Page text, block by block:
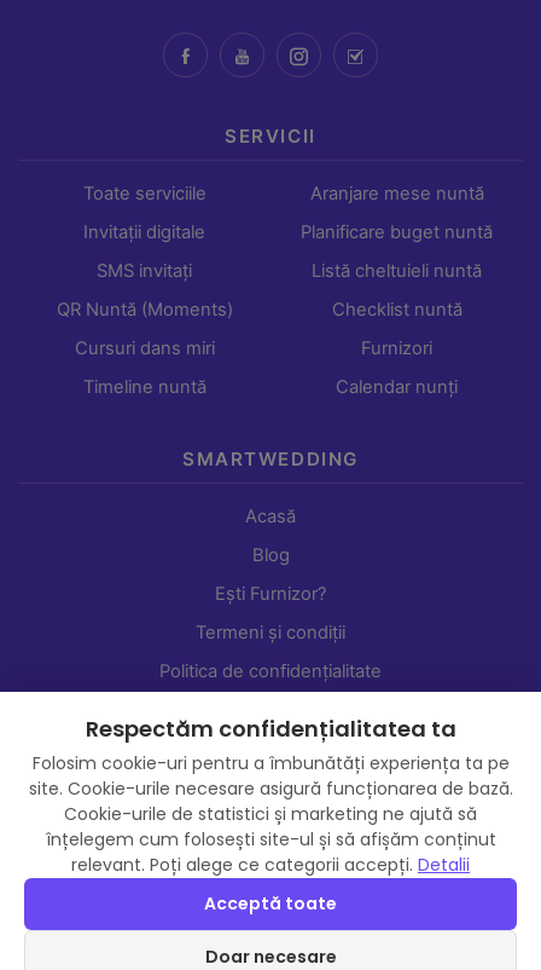
SERVICII
Toate serviciile
Invitații digitale
SMS invitați
QR Nuntă (Moments)
Cursuri dans miri
Timeline nuntă
Aranjare mese nuntă
Planificare buget nuntă
Listă cheltuieli nuntă
Checklist nuntă
Furnizori
Calendar nunți
SMARTWEDDING
Acasă
Blog
Ești Furnizor?
Termeni și condiții
Politica de confidențialitate
Respectăm confidențialitatea ta
Folosim cookie-uri pentru a îmbunătăți experiența ta pe
site. Cookie-urile necesare asigură funcționarea de bază.
Cookie-urile de statistici și marketing ne ajută să
înțelegem cum folosești site-ul și să afișăm conținut
relevant. Poți alege ce categorii accepți. Detalii
Acceptă toate
Doar necesare